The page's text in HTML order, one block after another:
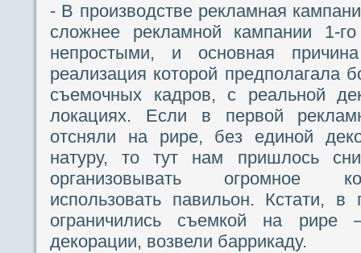
- В производстве рекламная
сложнее рекламной кампании 1-
непростыми, и основная
реализация которой предполагала
съемочных кадров, с реальной
локациях. Если в первой
отсняли на рире, без единой
натуру, то тут нам пришлось
организовывать огромное
использовать павильон. Кстати,
ограничились съемкой на рире
декорации, возвели баррикаду.